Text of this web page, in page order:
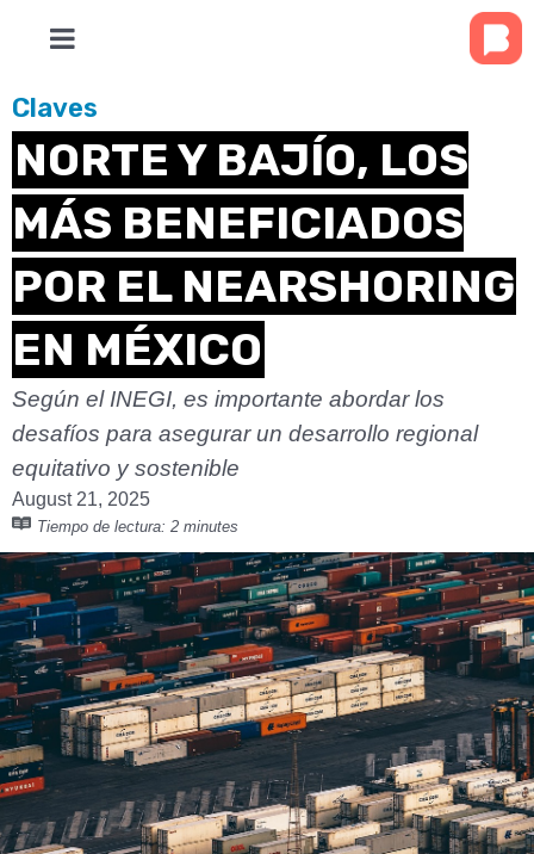
Claves
NORTE Y BAJÍO, LOS
MÁS BENEFICIADOS
POR EL NEARSHORING
EN MÉXICO
Según el INEGI, es importante abordar los
desafíos para asegurar un desarrollo regional
equitativo y sostenible
August 21, 2025
Tiempo de lectura: 2 minutes